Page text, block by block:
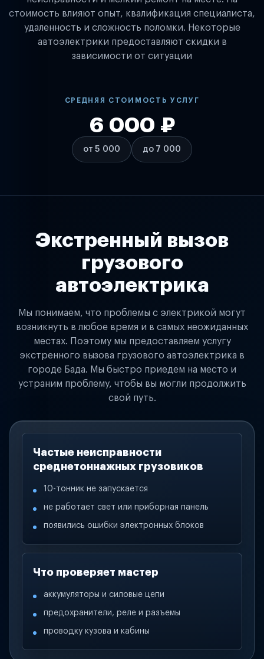
стоимость влияют опыт, квалификация специалиста,
удаленность и сложность поломки. Некоторые
автоэлектрики предоставляют скидки в
зависимости от ситуации
СРЕДНЯЯ СТОИМОСТЬ УСЛУГ
от 5 000
6 000 ₽
до 7 000
Экстренный вызов
грузового
автоэлектрика
Мы понимаем, что проблемы с электрикой могут
возникнуть в любое время и в самых неожиданных
местах. Поэтому мы предоставляем услугу
экстренного вызова грузового автоэлектрика в
городе Бада. Мы быстро приедем на место и
устраним проблему, чтобы вы могли продолжить
свой путь.
Частые неисправности
среднетоннажных грузовиков
10-тонник не запускается
не работает свет или приборная панель
появились ошибки электронных блоков
Что проверяет мастер
аккумуляторы и силовые цепи
предохранители, реле и разъемы
проводку кузова и кабины